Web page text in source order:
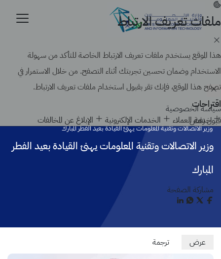
موقع حكومي رسمي تابع لحكومة المملكة العربية السعودية
كيف تتحقق
تجاوز
إلى
المحتوى
الرئيسي
اقتراحات
خدمة العملاء الخدمات الإلكترونية الإبلاغ عن المخالفات الرئيسية
أخبار الوزارة
وزير الاتصالات وتقنية المعلومات يهنئ القيادة بعيد الفطر المبارك
وزير الاتصالات وتقنية المعلومات يهنئ القيادة بعيد الفطر
المبارك
مشاركة الصفحة
Primary
عرض ترجمة
ملفات تعريف الارتباط
هذا الموقع يستخدم ملفات تعريف الارتباط الخاصة للتأكد من سهولة
الاستخدام وضمان تحسين تجربتك أثناء التصفح. من خلال الاستمرار في
تصفح هذا الموقع، فإنك تقر بقبول استخدام ملفات تعريف الارتباط.
سياسة الخصوصية
قبولرفض